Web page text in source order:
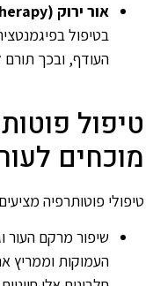
אור ירוק (Green Light Therapy):
בטיפול
העודף, ובכך
טיפול
מוכחים
טיפולי פוטותרפיה
שיפור מרקם העור
העמוקות וממריץ